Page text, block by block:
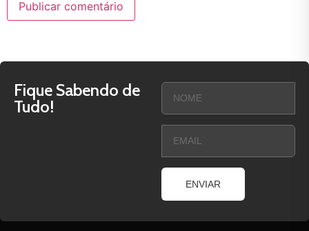
Fique Sabendo de
Tudo!
ENVIAR